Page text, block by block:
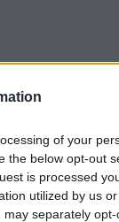
of your
the below opt-out
is processed
utilized by us
separately